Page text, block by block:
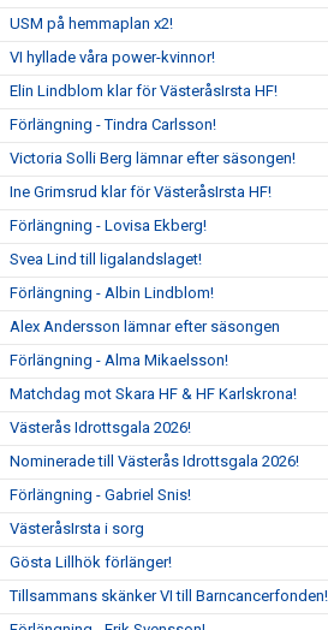
USM på hemmaplan x2!
VI hyllade våra power-kvinnor!
Elin Lindblom klar för VästeråsIrsta HF!
Förlängning - Tindra Carlsson!
Victoria Solli Berg lämnar efter säsongen!
Ine Grimsrud klar för VästeråsIrsta HF!
Förlängning - Lovisa Ekberg!
Svea Lind till ligalandslaget!
Förlängning - Albin Lindblom!
Alex Andersson lämnar efter säsongen
Förlängning - Alma Mikaelsson!
Matchdag mot Skara HF & HF Karlskrona!
Västerås Idrottsgala 2026!
Nominerade till Västerås Idrottsgala 2026!
Förlängning - Gabriel Snis!
VästeråsIrsta i sorg
Gösta Lillhök förlänger!
Tillsammans skänker VI till Barncancerfonden!